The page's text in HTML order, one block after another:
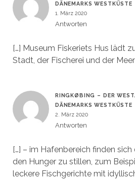
DÄNEMARKS WESTKÜSTE
1. März 2020
Antworten
[…] Museum Fiskeriets Hus lädt
Stadt, der Fischerei und der
RINGKØBING – DER
DÄNEMARKS WESTKÜSTE
2. März 2020
Antworten
[…] – im Hafenbereich finden
den Hunger zu stillen, zum
leckere Fischgerichte mit